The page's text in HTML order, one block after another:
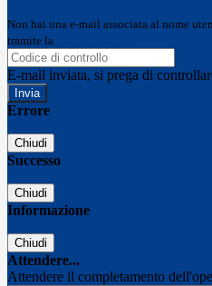
Non hai una e-mail associata al nome
tramite la
E-mail inviata, si prega di
Errore
Chiudi
Successo
Chiudi
Informazione
Chiudi
Attendere...
Attendere il completamento